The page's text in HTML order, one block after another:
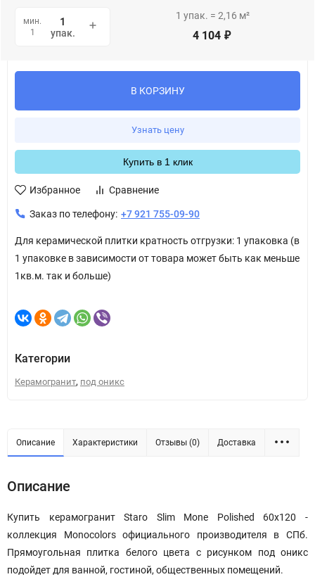
мин.
1
упак.
1 упак. = 2,16 м²
4 104 ₽
В КОРЗИНУ
Узнать цену
Купить в 1 клик
Избранное Сравнение
Заказ по телефону: +7 921 755-09-90
Для керамической плитки кратность отгрузки: 1 упаковка (в
1 упаковке в зависимости от товара может быть как меньше
1кв.м. так и больше)
Категории
Керамогранит, под оникс
Описание Характеристики Отзывы (0) Доставка
Описание
Купить керамогранит Staro Slim Mone Polished 60x120 -
коллекция Monocolors официального производителя в СПб.
Прямоугольная плитка белого цвета с рисунком под оникс
подойдет для ванной, гостиной, общественных помещений.